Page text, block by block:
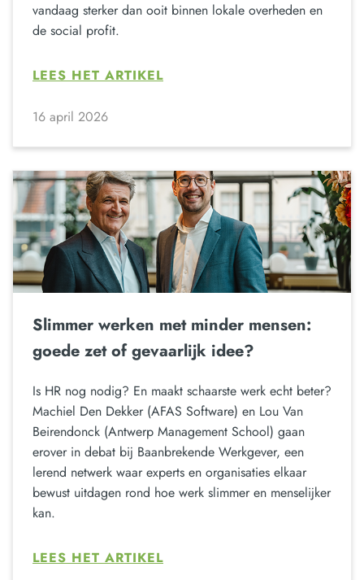
vandaag sterker dan ooit binnen lokale overheden en
de social profit.
LEES HET ARTIKEL
16 april 2026
Slimmer werken met minder mensen:
goede zet of gevaarlijk idee?
Is HR nog nodig? En maakt schaarste werk echt beter?
Machiel Den Dekker (AFAS Software) en Lou Van
Beirendonck (Antwerp Management School) gaan
erover in debat bij Baanbrekende Werkgever, een
lerend netwerk waar experts en organisaties elkaar
bewust uitdagen rond hoe werk slimmer en menselijker
kan.
LEES HET ARTIKEL